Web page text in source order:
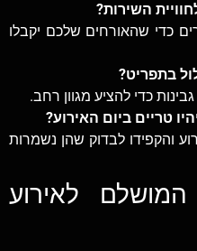
השירות?
כדי שהאורחים שלכם יקבלו
בתפריט?
טריים ביום האירוע?
והקפידו לבדוק שהן נשמרות
המושלם לאירוע